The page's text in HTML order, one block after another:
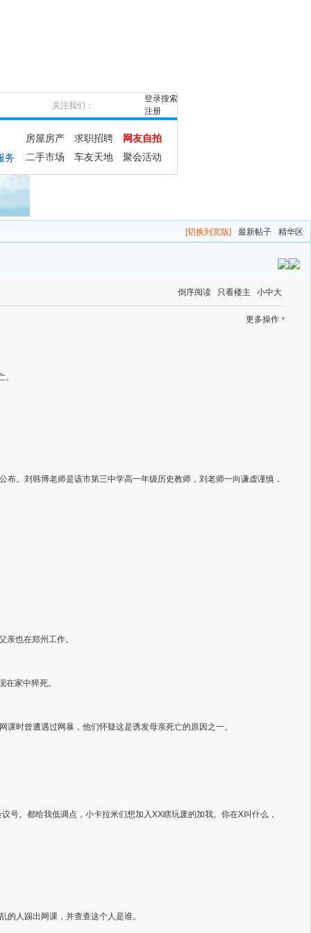
搜索
登录
注册
关注我们：
务
房屋房产 求职招聘
网友自拍
二手市场
车友天地 聚会活动
[切换到宽版] 最新帖子 精华区
倒序阅读 只看楼主 小中大
更多操作 ▼
。刘韩博老师是该市第三中学高一年级历史教师，刘老师一向谦虚谨慎，
也在郑州工作。
家中猝死。
时曾遭遇过网暴，他们怀疑这是诱发母亲死亡的原因之一。
号。都给我低调点，小卡拉米们想加入XX瞎玩废的加我。你在X叫什么，
人踢出网课，并查查这个人是谁。